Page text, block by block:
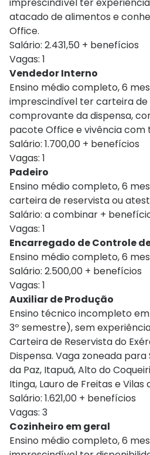
atacado de alimentos e
Office.
Salário: 2.431,50 + benefícios
Vagas: 1
Vendedor Interno
Ensino médio completo, 6
imprescindível ter carteira de
comprovante da dispensa,
pacote Office e vivência com
Salário: 1.700,00 + benefícios
Vagas: 1
Padeiro
Ensino médio completo, 6
carteira de reservista ou
Salário: a combinar +
Vagas: 1
Encarregado de Controle
Ensino médio completo, 6
Salário: 2.500,00 + benefícios
Vagas: 1
Auxiliar de Produção
Ensino técnico incompleto
3º semestre), sem
Carteira de Reservista do
Dispensa. Vaga zoneada para
da Paz, Itapuã, Alto do
Itinga, Lauro de Freitas e Vilas
Salário: 1.621,00 + benefícios
Vagas: 3
Cozinheiro em geral
Ensino médio completo, 6